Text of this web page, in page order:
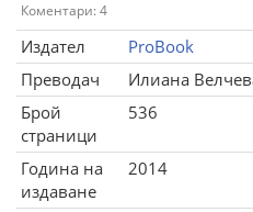
Коментари: 4
Издател
ProBook
Преводач
Илиана
Брой
страници
536
Година на
издаване
2014